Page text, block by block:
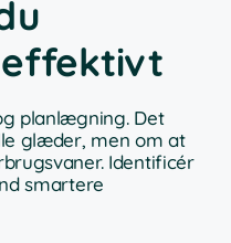
planlægning. Det
glæder, men om at
Identificér
smartere